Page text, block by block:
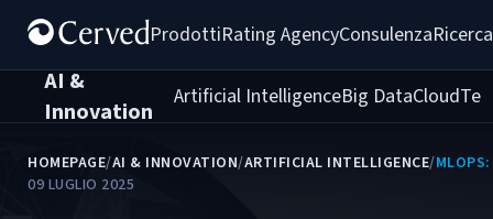
ProdottiRating AgencyConsulenza
AI &
Innovation
Artificial IntelligenceBig DataCloud
HOMEPAGE/AI & INNOVATION/ARTIFICIAL INTELLIGENCE/
09 LUGLIO 2025